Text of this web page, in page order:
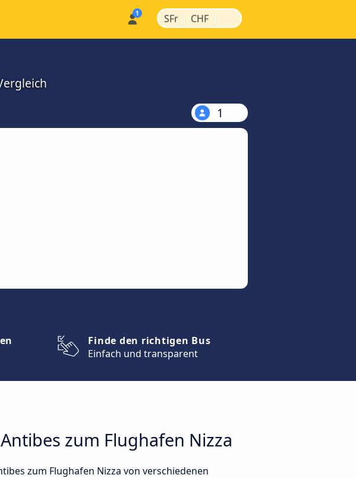
SFr | CHF |
1
Finde den richtigen Bus
Einfach und transparent
zum Flughafen Nizza
zum Flughafen Nizza von verschiedenen